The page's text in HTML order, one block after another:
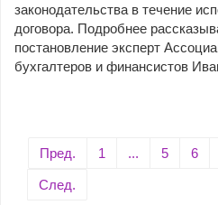
законодательства в течение
договора. Подробнее
постановление эксперт
бухгалтеров и финансистов
Пред. 1 ... 5 6
След.